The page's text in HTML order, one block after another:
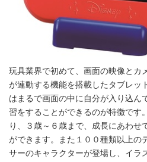
玩具業界で初めて、画面の映像とカ
が連動する機能を搭載したタブレッ
はまるで画面の中に自分が入り込ん
習をすることができるのが特徴です
り、３歳～６歳まで、成長にあわせ
ができます。また１００種類以上の
サーのキャラクターが登場し、イラ